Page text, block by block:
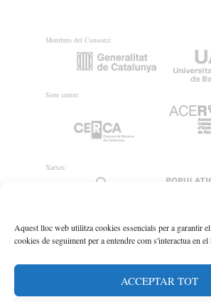
Aquest lloc web utilitza cookies essencials per a garantir
cookies de seguiment per a entendre com s'interactua en
ACCEPTAR TOT
Membres del Consorci:
Som centre:
Xarxes: